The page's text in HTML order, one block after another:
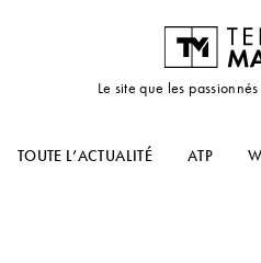
Le site que les
TOUTE L’ACTUALITÉ ATP